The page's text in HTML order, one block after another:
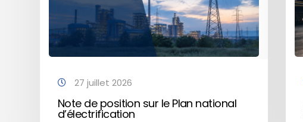
27 juillet 2026
Note de position sur le Plan national
d’électrification